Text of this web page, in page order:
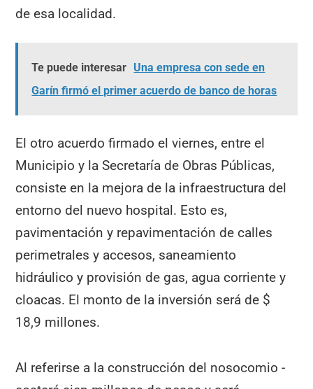
de esa localidad.
Te puede interesar Una empresa con sede en
Garín firmó el primer acuerdo de banco de horas
El otro acuerdo firmado el viernes, entre el
Municipio y la Secretaría de Obras Públicas,
consiste en la mejora de la infraestructura del
entorno del nuevo hospital. Esto es,
pavimentación y repavimentación de calles
perimetrales y accesos, saneamiento
hidráulico y provisión de gas, agua corriente y
cloacas. El monto de la inversión será de $
18,9 millones.
Al referirse a la construcción del nosocomio -